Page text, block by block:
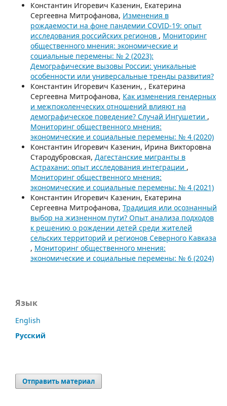
Константин Игоревич Казенин, Екатерина
Сергеевна Митрофанова, Изменения в
рождаемости на фоне пандемии COVID-19: опыт
исследования российских регионов , Мониторинг
общественного мнения: экономические и
социальные перемены: № 2 (2023):
Демографические вызовы России: уникальные
особенности или универсальные тренды развития?
Константин Игоревич Казенин, , Екатерина
Сергеевна Митрофанова, Как изменения гендерных
и межпоколенческих отношений влияют на
демографическое поведение? Случай Ингушетии ,
Мониторинг общественного мнения:
экономические и социальные перемены: № 4 (2020)
Константин Игоревич Казенин, Ирина Викторовна
Стародубровская, Дагестанские мигранты в
Астрахани: опыт исследования интеграции ,
Мониторинг общественного мнения:
экономические и социальные перемены: № 4 (2021)
Константин Игоревич Казенин, Екатерина
Сергеевна Митрофанова, Традиция или осознанный
выбор на жизненном пути? Опыт анализа подходов
к решению о рождении детей среди жителей
сельских территорий и регионов Северного Кавказа
, Мониторинг общественного мнения:
экономические и социальные перемены: № 6 (2024)
Язык
English
Русский
Отправить материал